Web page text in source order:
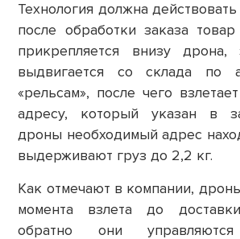
Технология должна
после обработки заказа товар
прикрепляется внизу дрона,
выдвигается со склада по
«рельсам», после чего
адресу, который указан в
дроны необходимый адрес
выдерживают груз до 2,2 кг.
Как отмечают в компании,
момента взлета до
обратно они